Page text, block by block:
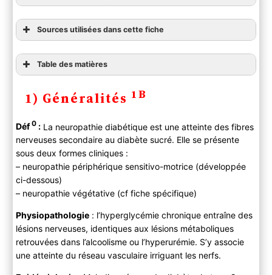
Sources utilisées dans cette fiche
Table des matières
2) Diagnostic
A ) Clinique
Polynévrite symétrique distale
Polynévrite asymétrique proximale (amyotrophie
diabétique)
Neuropathies focales et multifocales (mono- et
multinévrites)
thoracique)
B ) Paraclinique
C ) Diagnostic différentiel
1) Généralités 1B
Déf0:La neuropathie diabétique est une atteinte des fibres
nerveuses secondaire au diabète sucré. Elle se présente
sous deux formes cliniques :
– neuropathie périphérique sensitivo-motrice (développée
ci-dessous)
– neuropathie végétative (cf fiche spécifique)
Physiopathologie: l’hyperglycémie chronique entraîne des
lésions nerveuses, identiques aux lésions métaboliques
retrouvées dans l’alcoolisme ou l’hyperurémie. S’y associe
une atteinte du réseau vasculaire irriguant les nerfs.